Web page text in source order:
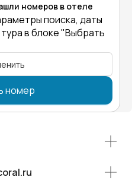
номеров в отеле
поиска, даты
в блоке "Выбрать
номер